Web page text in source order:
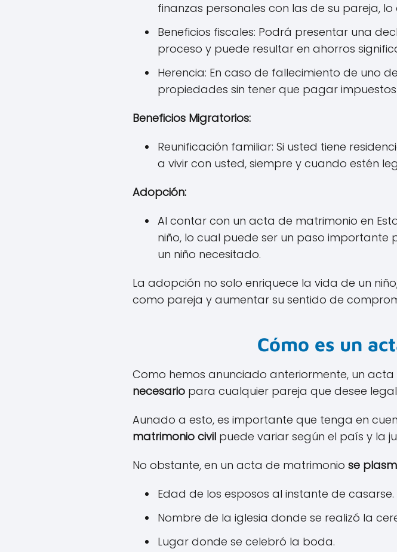
finanzas personales con las de su pareja,
Beneficios fiscales: Podrá presentar una
proceso y puede resultar en ahorros
Herencia: En caso de fallecimiento de uno
propiedades sin tener que pagar
Beneficios Migratorios:
Reunificación familiar: Si usted tiene
a vivir con usted, siempre y cuando estén
Adopción:
Al contar con un acta de matrimonio en
niño, lo cual puede ser un paso
un niño necesitado.
La adopción no solo enriquece la vida de un
como pareja y aumentar su sentido de
Cómo es un
Como hemos anunciado anteriormente, un
necesario para cualquier pareja que desee
Aunado a esto, es importante que tenga en
matrimonio civil puede variar según el país y la
No obstante, en un acta de matrimonio se
Edad de los esposos al instante de casarse.
Nombre de la iglesia donde se realizó la
Lugar donde se celebró la boda.